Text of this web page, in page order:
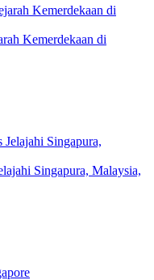
Kemerdekaan di
Singapura, Malaysia,